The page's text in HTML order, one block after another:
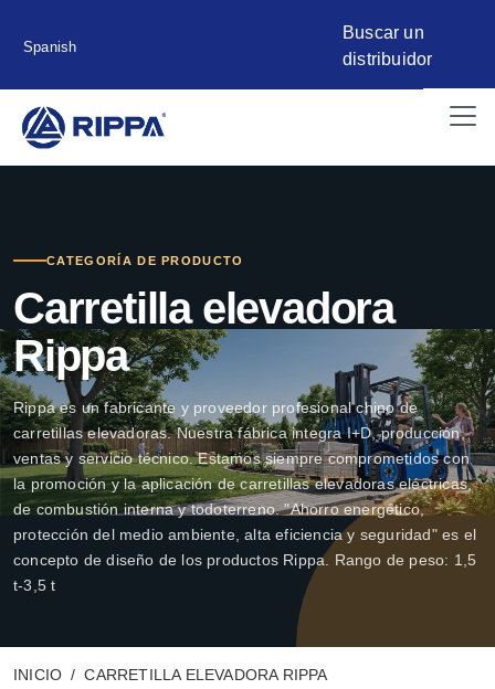
Spanish
Buscar un
distribuidor
CATEGORÍA DE PRODUCTO
Carretilla elevadora
Rippa
Rippa es un fabricante y proveedor profesional chino de
carretillas elevadoras. Nuestra fábrica integra I+D, producción,
ventas y servicio técnico. Estamos siempre comprometidos con
la promoción y la aplicación de carretillas elevadoras eléctricas,
de combustión interna y todoterreno. "Ahorro energético,
protección del medio ambiente, alta eficiencia y seguridad" es el
concepto de diseño de los productos Rippa. Rango de peso: 1,5
t-3,5 t
INICIO CARRETILLA ELEVADORA RIPPA